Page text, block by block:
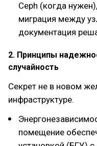
Ceph (когда
миграция между
документация
2. Принципы
случайность
Секрет не в новом
инфраструктуре.
помещение